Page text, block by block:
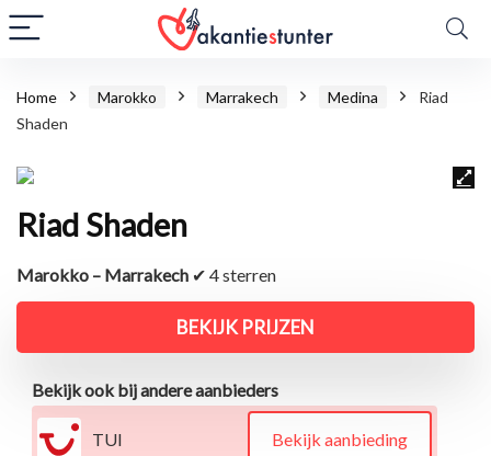
Home Marokko Marrakech Medina
Riad
Shaden
Riad Shaden
Marokko – Marrakech ✔ 4 sterren
BEKIJK PRIJZEN
Bekijk ook bij andere aanbieders
TUI Bekijk aanbieding